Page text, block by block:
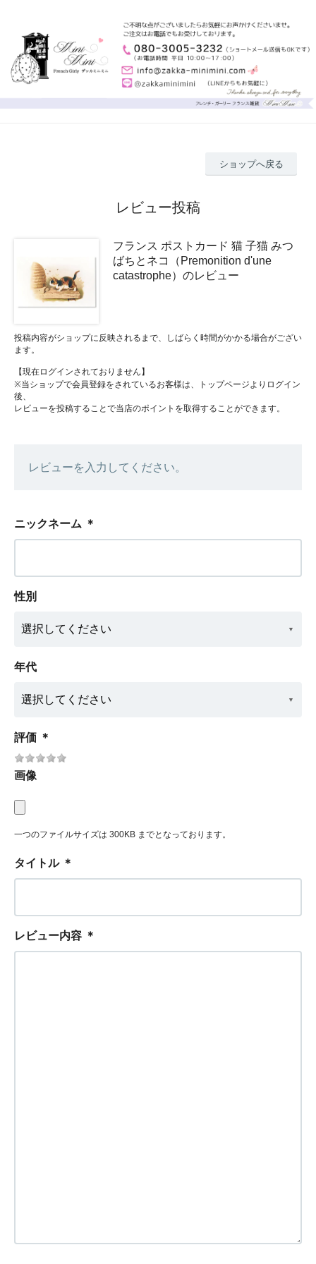
ショップへ戻る
レビュー投稿
フランス ポストカード 猫 子猫 みつ
ばちとネコ（Premonition d'une
catastrophe）のレビュー
投稿内容がショップに反映されるまで、しばらく時間がかかる場合がござい
ます。
【現在ログインされておりません】
※当ショップで会員登録をされているお客様は、トップページよりログイン
後、
レビューを投稿することで当店のポイントを取得することができます。
レビューを入力してください。
ニックネーム ＊
性別
年代
評価 ＊
画像
一つのファイルサイズは 300KB までとなっております。
タイトル ＊
レビュー内容 ＊